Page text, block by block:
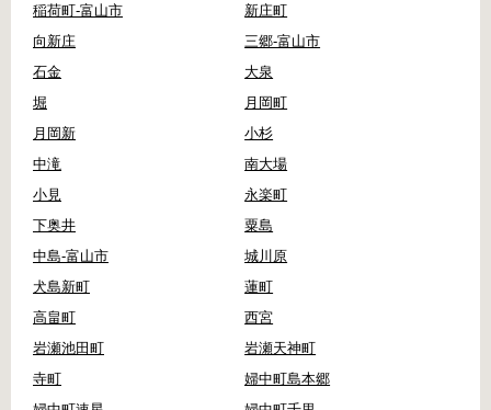
稲荷町-富山市
新庄町
向新庄
三郷-富山市
石金
大泉
堀
月岡町
月岡新
小杉
中滝
南大場
小見
永楽町
下奥井
粟島
中島-富山市
城川原
犬島新町
蓮町
高畠町
西宮
岩瀬池田町
岩瀬天神町
寺町
婦中町島本郷